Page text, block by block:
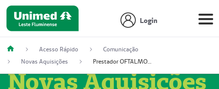
Login
Acesso Rápido
Comunicação
Novas Aquisições
Prestador OFTALMOCLÍNICA SÃO GONÇALO (55004164-2)
Novas Aquisições